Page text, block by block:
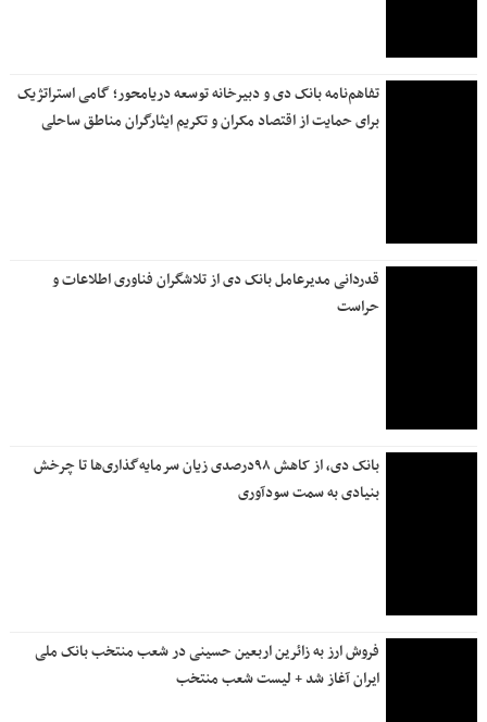
تفاهم‌نامه بانک دی و دبیرخانه توسعه دریامحور؛ گامی استراتژیک
برای حمایت از اقتصاد مکران و تکریم ایثارگران مناطق ساحلی
قدردانی مدیرعامل بانک دی از تلاشگران فناوری اطلاعات و
حراست
بانک دی، از کاهش ۹۸درصدی زیان سرمایه‌گذاری‌ها تا چرخش
بنیادی به سمت سودآوری
فروش ارز به زائرین اربعین حسینی در شعب منتخب بانک ملی
ایران آغاز شد + لیست شعب منتخب